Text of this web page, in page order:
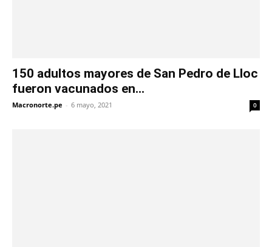
150 adultos mayores de San Pedro de Lloc
fueron vacunados en...
Macronorte.pe - 6 mayo, 2021 0